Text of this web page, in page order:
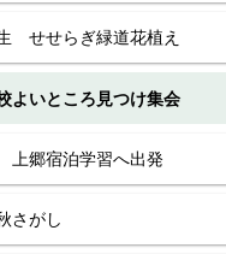
せせらぎ緑道花植え
よいところ見つけ集会
上郷宿泊学習へ出発
さがし